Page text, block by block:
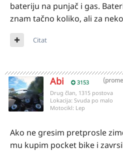
bateriju na punjač i gas.
znam tačno koliko, ali za
Citat
Abi 3153
Drug član, 1315 postova
Lokacija: Svuda po malo
Motocikl: Lep
Ako ne gresim pretprosle
mu kupim pocket bike i